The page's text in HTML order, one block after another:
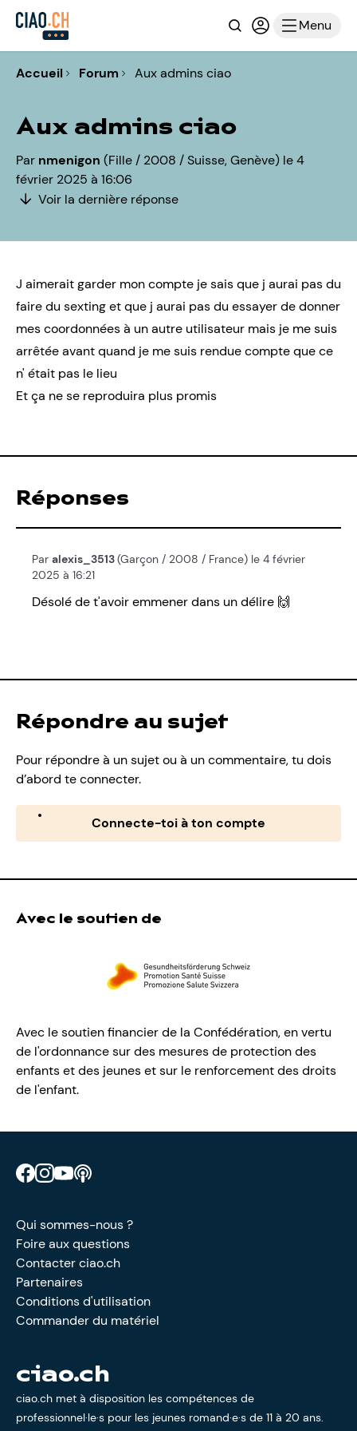
RechercheConnexion
Menu
Accueil Forum Aux admins ciao
Aux admins ciao
Par nmenigon (Fille / 2008 / Suisse, Genève) le 4
février 2025 à 16:06
Voir la dernière réponse
J aimerait garder mon compte je sais que j aurai pas du
faire du sexting et que j aurai pas du essayer de donner
mes coordonnées à un autre utilisateur mais je me suis
arrêtée avant quand je me suis rendue compte que ce
n' était pas le lieu
Et ça ne se reproduira plus promis
Réponses
Par alexis_3513(Garçon / 2008 / France) le 4 février
2025 à 16:21
Désolé de t'avoir emmener dans un délire 🙌
Répondre au sujet
Pour répondre à un sujet ou à un commentaire, tu dois
d’abord te connecter.
Connecte-toi à ton compte
Avec le soutien de
Avec le soutien financier de la Confédération, en vertu
de l'ordonnance sur des mesures de protection des
enfants et des jeunes et sur le renforcement des droits
de l'enfant.
Retrouve CIAO sur Facebook
Retrouve CIAO sur Instagram
Retrouve CIAO sur YouTube
Qui sommes-nous ?
Foire aux questions
Contacter ciao.ch
Partenaires
Conditions d'utilisation
Commander du matériel
ciao.ch
ciao.ch met à disposition les compétences de
professionnel·le·s pour les jeunes romand·e·s de 11 à 20 ans.